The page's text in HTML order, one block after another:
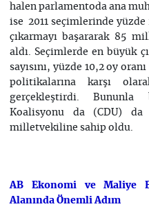
halen parlamentoda ana
ise 2011 seçimlerinde yüzde
çıkarmayı başararak 85
aldı. Seçimlerde en büyük
sayısını, yüzde 10,2 oy
politikalarına karşı
gerçekleştirdi.
Koalisyonu da (CDU)
milletvekiline sahip oldu.
AB Ekonomi ve Maliye
Alanında Önemli Adım